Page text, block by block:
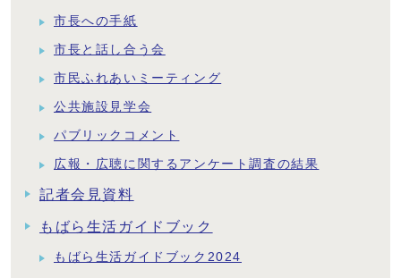
市長への手紙
市長と話し合う会
市民ふれあいミーティング
公共施設見学会
パブリックコメント
広報・広聴に関するアンケート調査の結果
記者会見資料
もばら生活ガイドブック
もばら生活ガイドブック2024